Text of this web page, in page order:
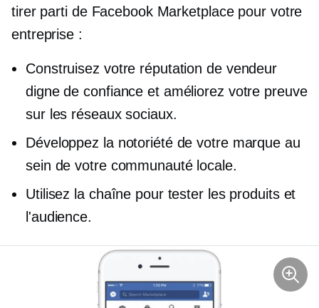
tirer parti de Facebook Marketplace pour votre
entreprise :
Construisez votre réputation de vendeur
digne de confiance et améliorez votre preuve
sur les réseaux sociaux.
Développez la notoriété de votre marque au
sein de votre communauté locale.
Utilisez la chaîne pour tester les produits et
l'audience.